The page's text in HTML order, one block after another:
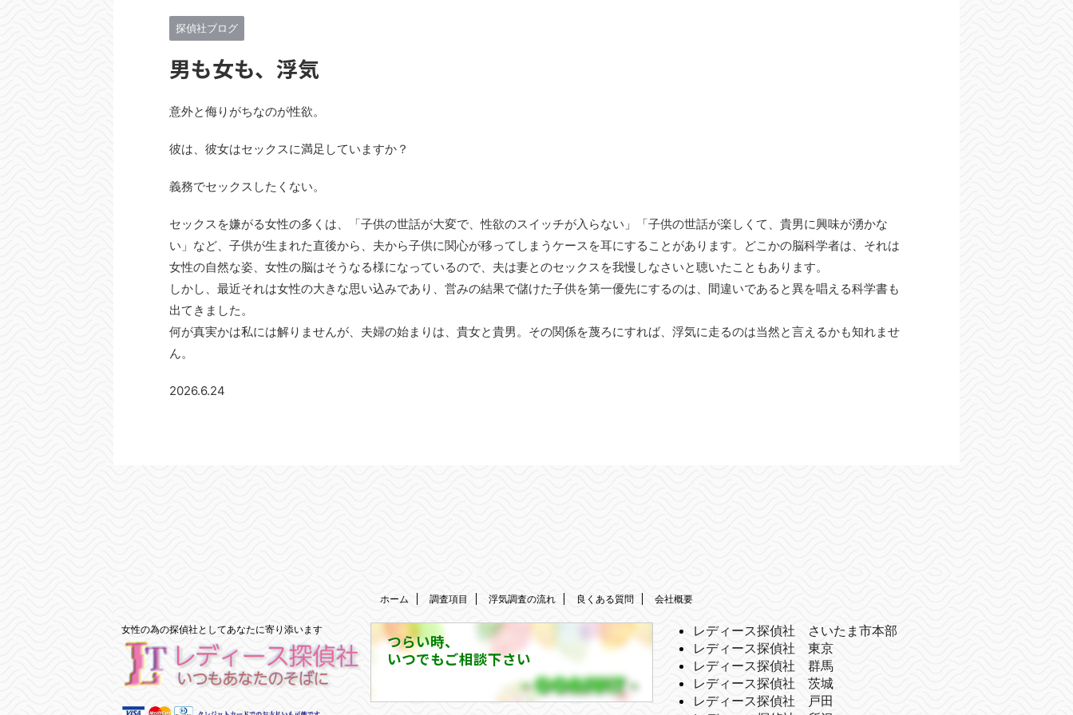
探偵社ブログ
男も女も、浮気
意外と侮りがちなのが性欲。
彼は、彼女はセックスに満足していますか？
義務でセックスしたくない。
セックスを嫌がる女性の多くは、「子供の世話が大変で、性欲のスイッチが入らない」「子供の世話が楽しくて、貴男に興味が湧かな
い」など、子供が生まれた直後から、夫から子供に関心が移ってしまうケースを耳にすることがあります。どこかの脳科学者は、それは
女性の自然な姿、女性の脳はそうなる様になっているので、夫は妻とのセックスを我慢しなさいと聴いたこともあります。
しかし、最近それは女性の大きな思い込みであり、営みの結果で儲けた子供を第一優先にするのは、間違いであると異を唱える科学書も
出てきました。
何が真実かは私には解りませんが、夫婦の始まりは、貴女と貴男。その関係を蔑ろにすれば、浮気に走るのは当然と言えるかも知れませ
ん。
2026.6.24
ホーム 調査項目 浮気調査の流れ 良くある質問 会社概要
つらい時、
いつでもご相談下さい
レディース探偵社 さいたま市本部
レディース探偵社 東京
レディース探偵社 群馬
レディース探偵社 茨城
レディース探偵社 戸田
女性の為の探偵社としてあなたに寄り添います